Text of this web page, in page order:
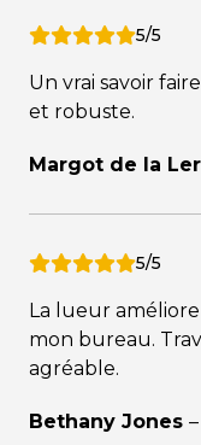
5/5
Un vrai savoir
et robuste.
Margot de la
5/5
La lueur
mon bureau.
agréable.
Bethany Jones –